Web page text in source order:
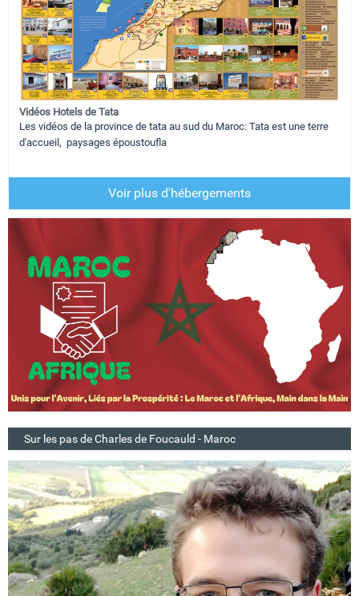
Vidéos Hotels de Tata
Les vidéos de la province de tata au sud du Maroc: Tata est une terre
d'accueil, paysages époustoufla
Voir plus d'hébergements
Sur les pas de Charles de Foucauld - Maroc